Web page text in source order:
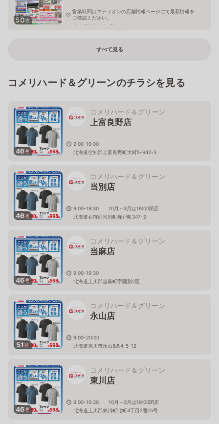
50枚
営業時間はエディオンの店舗情報ページにて最新情報を
ご確認ください。
山口県柳井市南町5-1-56
すべて見る
コメリハード＆グリーンのチラシを見る
46枚
コメリハード＆グリーン
上富良野店
9:00-19:00
北海道空知郡上富良野町大町5-942-5
46枚
コメリハード＆グリーン
当別店
9:00-19:30 10月～3月は19:00閉店
北海道石狩郡当別町樺戸町347-2
46枚
コメリハード＆グリーン
当麻店
9:00-19:30
北海道上川郡当麻町宇園別2区
51枚
コメリハード＆グリーン
永山店
9:00-20:00
北海道旭川市永山8条4-5-12
46枚
コメリハード＆グリーン
東川店
9:00-19:30 10月～3月は19:00閉店
北海道上川郡東川町北町4丁目2番15号